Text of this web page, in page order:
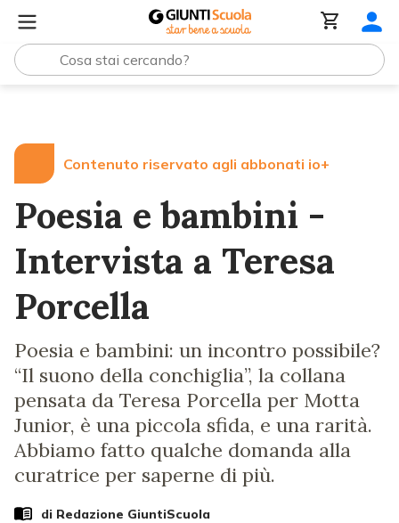
Contenuto riservato agli abbonati io+
Poesia e bambini -
Intervista a Teresa
Porcella
Poesia e bambini: un incontro possibile?
“Il suono della conchiglia”, la collana
pensata da Teresa Porcella per Motta
Junior, è una piccola sfida, e una rarità.
Abbiamo fatto qualche domanda alla
curatrice per saperne di più.
di Redazione GiuntiScuola